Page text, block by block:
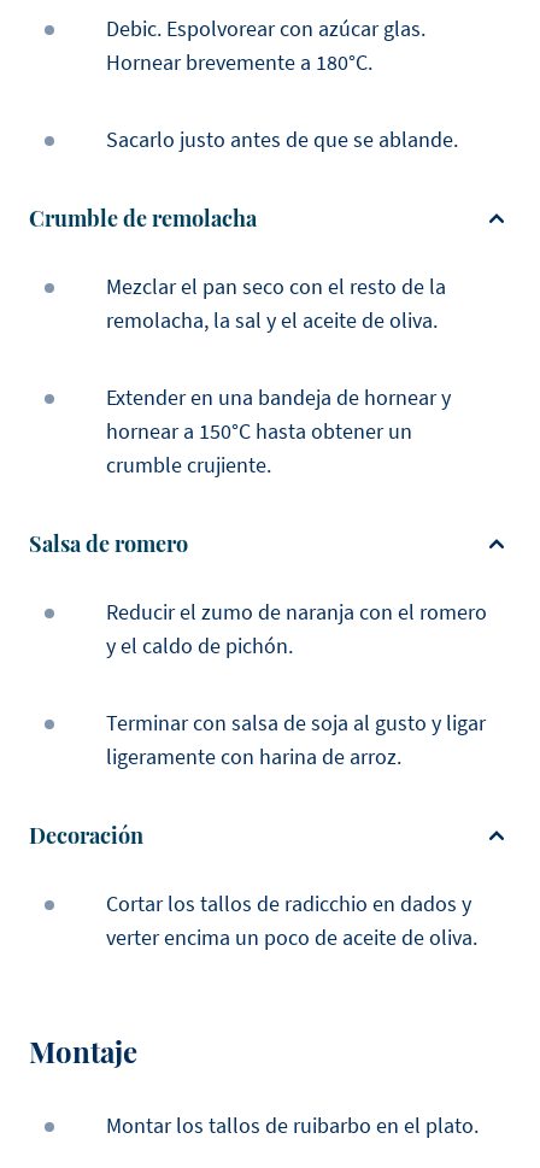
Debic. Espolvorear con azúcar glas.
Hornear brevemente a 180°C.
Sacarlo justo antes de que se ablande.
Crumble de remolacha
Mezclar el pan seco con el resto de la
remolacha, la sal y el aceite de oliva.
Extender en una bandeja de hornear y
hornear a 150°C hasta obtener un
crumble crujiente.
Salsa de romero
Reducir el zumo de naranja con el romero
y el caldo de pichón.
Terminar con salsa de soja al gusto y ligar
ligeramente con harina de arroz.
Decoración
Cortar los tallos de radicchio en dados y
verter encima un poco de aceite de oliva.
Montaje
Montar los tallos de ruibarbo en el plato.